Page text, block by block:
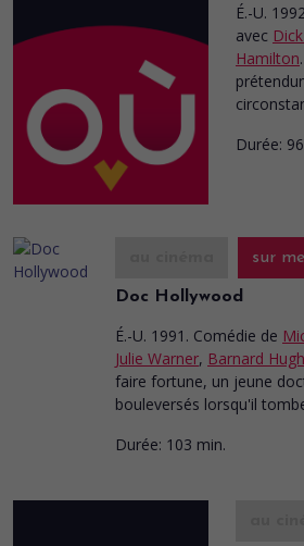
É.-U.
avec
Hamilton
Durée:
sur
Doc Hollywood
É.-U. 1991. Comédie de
Julie Warner, Barnard
faire fortune, un jeune
bouleversés lorsqu'il
Durée: 103 min.